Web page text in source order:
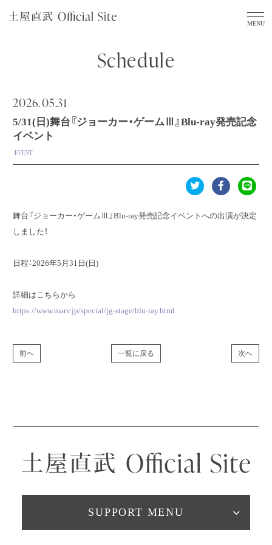
Schedule
2026.05.31
5/31(日)舞台『ジョーカー・ゲームⅢ』Blu-ray発売記念
イベント
EVENT
舞台『ジョーカー・ゲームⅢ』Blu-ray発売記念イベントへの出演が決定
しました！
日程：2026年5月31日(日)
詳細はこちらから
https://www.marv.jp/special/jg-stage/blu-ray.html
前へ 一覧に戻る 次へ
SUPPORT MENU